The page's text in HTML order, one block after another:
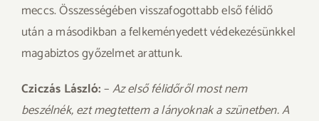
meccs. Összességében visszafogottabb első félidő
után a másodikban a felkeményedett védekezésünkkel
magabiztos győzelmet arattunk.
Cziczás László:–Az első félidőről most nem
beszélnék, ezt megtettem a lányoknak a szünetben. A